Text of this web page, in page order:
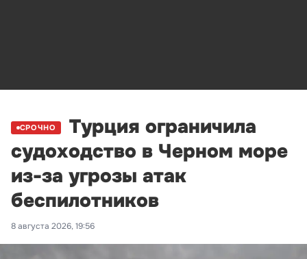
СРОЧНО
Турция ограничила
судоходство в Черном море
из-за угрозы атак
беспилотников
8 августа 2026, 19:56